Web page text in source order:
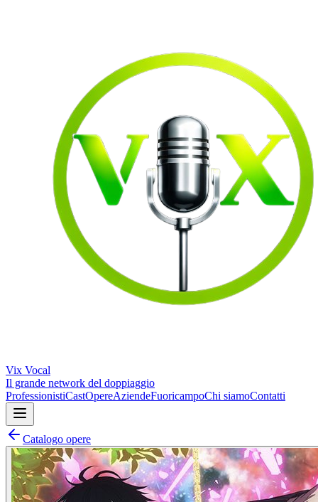
Vix Vocal
Il grande network del doppiaggio
ProfessionistiCastOpereAziendeFuoricampoChi siamoContatti
Catalogo opere